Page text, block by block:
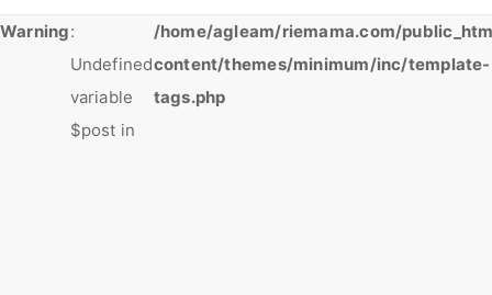
Warning:
Undefined
variable
$post in
/home/agleam/riemama.com/
content/themes/minimum/inc/template-
tags.php